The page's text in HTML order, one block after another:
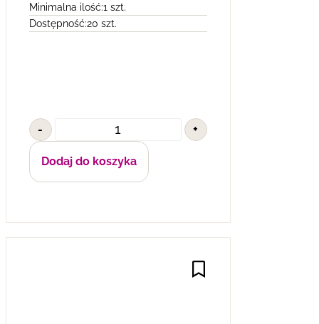
Minimalna ilość:1 szt.
Dostępność:20 szt.
- +
Dodaj do koszyka